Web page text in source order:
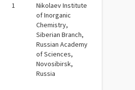
1
Nikolaev Institute
of Inorganic
Chemistry,
Siberian Branch,
Russian Academy
of Sciences,
Novosibirsk,
Russia